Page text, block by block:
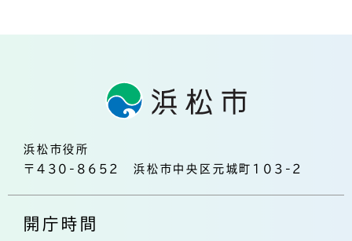
浜松市役所
〒430-8652 浜松市中央区元城町103-2
開庁時間